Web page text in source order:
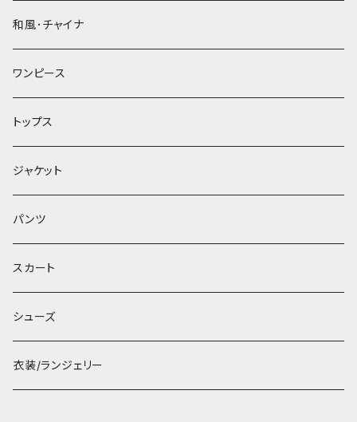
和風･チャイナ
ワンピース
トップス
ジャケット
パンツ
スカート
シューズ
衣装/ランジェリー